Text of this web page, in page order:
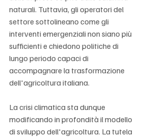
naturali. Tuttavia, gli operatori del
settore sottolineano come gli
interventi emergenziali non siano più
sufficienti e chiedono politiche di
lungo periodo capaci di
accompagnare la trasformazione
dell'agricoltura italiana.
La crisi climatica sta dunque
modificando in profondità il modello
di sviluppo dell'agricoltura. La tutela